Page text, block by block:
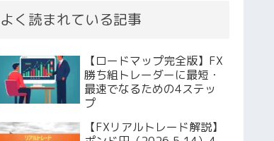
よく読まれている記事
【ロードマップ完全版】FX
勝ち組トレーダーに最短・
最速でなるための4ステッ
プ
【FXリアルトレード解説】